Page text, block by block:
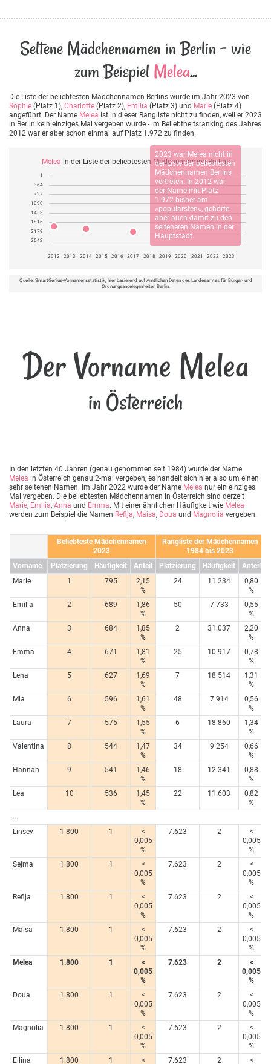
Seltene Mädchennamen in Berlin - wie
zum Beispiel Melea...
Die Liste der beliebtesten Mädchennamen Berlins wurde im Jahr 2023 von
Sophie (Platz 1), Charlotte (Platz 2), Emilia (Platz 3) und Marie (Platz 4)
angeführt. Der Name Melea ist in dieser Rangliste nicht zu finden, weil er 2023
in Berlin kein einziges Mal vergeben wurde - im Beliebtheitsranking des Jahres
2012 war er aber schon einmal auf Platz 1.972 zu finden.
Melea in der Liste der beliebtesten Mädchennamen Berlins
2023 war Melea nicht in
der Liste der beliebtesten
Mädchennamen Berlins
vertreten. In 2012 war
der Name mit Platz
1.972 bisher am
»populärsten«, gehörte
aber auch damit zu den
selteneren Namen in der
Hauptstadt.
1
364
727
1090
1453
1816
2179
2542
2012 2013 2014 2015 2016 2017 2018 2019 2020 2021 2022 2023
Quelle: SmartGenius-Vornamensstatistik, hier basierend auf Amtlichen Daten des Landesamtes für Bürger- und
Ordnungsangelegenheiten Berlin.
Der Vorname Melea
in Österreich
In den letzten 40 Jahren (genau genommen seit 1984) wurde der Name
Melea in Österreich genau 2-mal vergeben, es handelt sich hier also um einen
sehr seltenen Namen. Im Jahr 2022 wurde der Name Melea nur ein einziges
Mal vergeben. Die beliebtesten Mädchennamen in Österreich sind derzeit
Marie, Emilia, Anna und Emma. Mit einer ähnlichen Häufigkeit wie Melea
werden zum Beispiel die Namen Refija, Maisa, Doua und Magnolia vergeben.
Beliebteste Mädchennamen
2023
Rangliste der Mädchennamen
1984 bis 2023
Vorname
Platzierung Häufigkeit Anteil Platzierung Häufigkeit
Anteil
Marie
1 795
2,15
%
24 11.234
0,80
%
Emilia
2 689
1,86
%
50 7.733
0,55
%
Anna
3 684
1,85
%
2 31.037
2,20
%
Emma
4 671
1,81
%
25 10.917
0,78
%
Lena
5 627
1,69
%
7 18.514
1,31
%
Mia
6 596
1,61
%
48 7.914
0,56
%
Laura
7 575
1,55
%
6 18.860
1,34
%
Valentina
8 544
1,47
%
34 9.254
0,66
%
Hannah
9 541
1,46
%
18 12.341
0,88
%
Lea
10 536
1,45
%
22 11.603
0,82
%
...
Linsey
1.800 1
<
0,005
%
7.623 2
<
0,005
%
Sejma
1.800 1
<
0,005
%
7.623 2
<
0,005
%
Refija
1.800 1
<
0,005
%
7.623 2
<
0,005
%
Maisa
1.800 1
<
0,005
%
7.623 2
<
0,005
%
Melea
1.800 1
<
0,005
%
7.623 2
<
0,005
%
Doua
1.800 1
<
0,005
%
7.623 2
<
0,005
%
Magnolia
1.800 1
<
0,005
%
7.623 2
<
0,005
%
Eilina
1.800 1 < 7.623 2 <